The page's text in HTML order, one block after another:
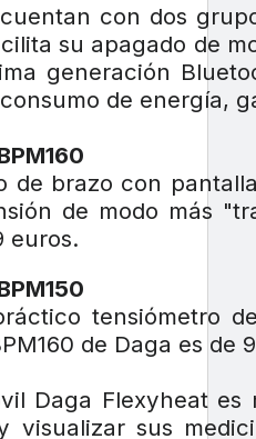
con dos
su apagado de
generación
de energía,
de brazo con
de modo más
euros.
tensiómetro
de Daga es de
Daga Flexyheat
visualizar sus